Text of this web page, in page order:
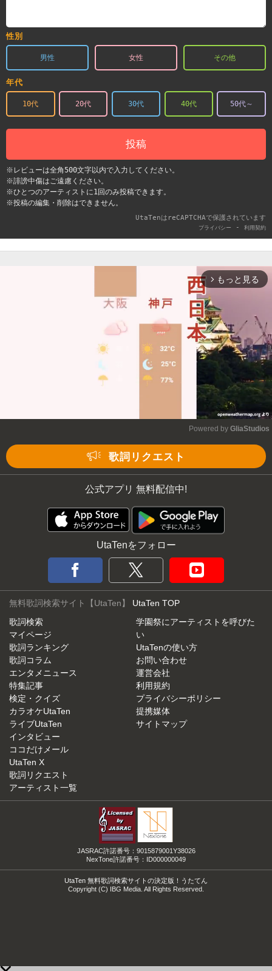
性別
男性 女性 その他
年代
10代 20代 30代 40代 50代～
投稿
※レビューは全角500文字以内で入力してください。
※誹謗中傷はご遠慮ください。
※ひとつのアーティストに1回のみ投稿できます。
※投稿の編集・削除はできません。
UtaTenはreCAPTCHAで保護されています
プライバシー - 利用契約
arrow_forward_ios もっと見る
Powered by GliaStudios
歌詞リクエスト
公式アプリ 無料配信中!
UtaTenをフォロー
無料歌詞検索サイト【UtaTen】 UtaTen TOP
歌詞検索
マイページ
歌詞ランキング
歌詞コラム
エンタメニュース
特集記事
検定・クイズ
カラオケUtaTen
ライブUtaTen
インタビュー
ココだけメール
UtaTen X
歌詞リクエスト
アーティスト一覧
学園祭にアーティストを呼びた
い
UtaTenの使い方
お問い合わせ
運営会社
利用規約
プライバシーポリシー
提携媒体
サイトマップ
JASRAC許諾番号：9015879001Y38026
NexTone許諾番号：ID000000049
UtaTen 無料歌詞検索サイトの決定版！うたてん
Copyright (C) IBG Media. All Rights Reserved.